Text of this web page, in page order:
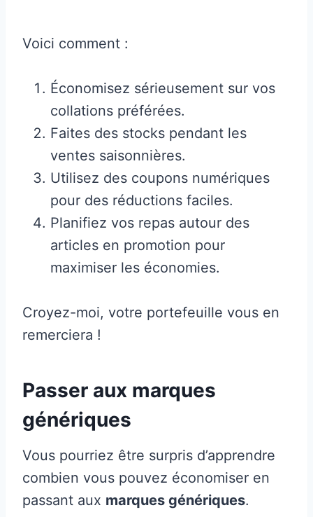
Voici comment :
Économisez sérieusement sur vos
collations préférées.
Faites des stocks pendant les
ventes saisonnières.
Utilisez des coupons numériques
pour des réductions faciles.
Planifiez vos repas autour des
articles en promotion pour
maximiser les économies.
Croyez-moi, votre portefeuille vous en
remerciera !
Passer aux marques
génériques
Vous pourriez être surpris d’apprendre
combien vous pouvez économiser en
passant aux marques génériques.